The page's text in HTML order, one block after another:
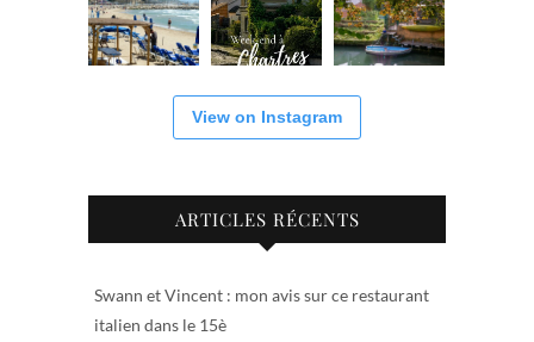
View on Instagram
ARTICLES RÉCENTS
Swann et Vincent : mon avis sur ce restaurant
italien dans le 15è